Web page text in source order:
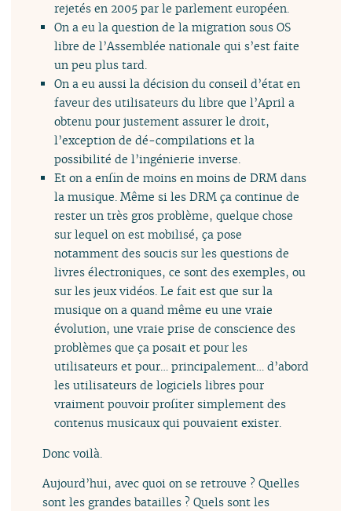
rejetés en 2005 par le parlement européen.
On a eu la question de la migration sous OS
libre de l’Assemblée nationale qui s’est faite
un peu plus tard.
On a eu aussi la décision du conseil d’état en
faveur des utilisateurs du libre que l’April a
obtenu pour justement assurer le droit,
l’exception de dé-compilations et la
possibilité de l’ingénierie inverse.
Et on a enfin de moins en moins de DRM dans
la musique. Même si les DRM ça continue de
rester un très gros problème, quelque chose
sur lequel on est mobilisé, ça pose
notamment des soucis sur les questions de
livres électroniques, ce sont des exemples, ou
sur les jeux vidéos. Le fait est que sur la
musique on a quand même eu une vraie
évolution, une vraie prise de conscience des
problèmes que ça posait et pour les
utilisateurs et pour… principalement… d’abord
les utilisateurs de logiciels libres pour
vraiment pouvoir profiter simplement des
contenus musicaux qui pouvaient exister.
Donc voilà.
Aujourd’hui, avec quoi on se retrouve ? Quelles
sont les grandes batailles ? Quels sont les